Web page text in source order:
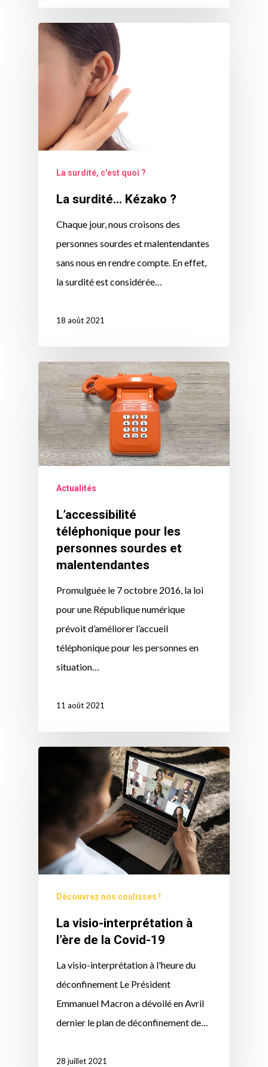
La surdité, c'est quoi ?
La surdité… Kézako ?
Chaque jour, nous croisons des
personnes sourdes et malentendantes
sans nous en rendre compte. En effet,
la surdité est considérée…
18 août 2021
Actualités
L’accessibilité
téléphonique pour les
personnes sourdes et
malentendantes
Promulguée le 7 octobre 2016, la loi
pour une République numérique
prévoit d’améliorer l’accueil
téléphonique pour les personnes en
situation…
11 août 2021
Découvrez nos coulisses !
La visio-interprétation à
l’ère de la Covid-19
La visio-interprétation à l'heure du
déconfinement Le Président
Emmanuel Macron a dévoilé en Avril
dernier le plan de déconfinement de…
28 juillet 2021